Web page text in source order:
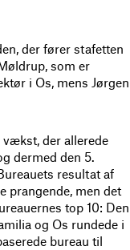
der fører stafetten
som er
i Os, mens Jørgen
der allerede
dermed den 5.
resultat af
prangende, men det
top 10: Den
og Os rundede i
bureau til